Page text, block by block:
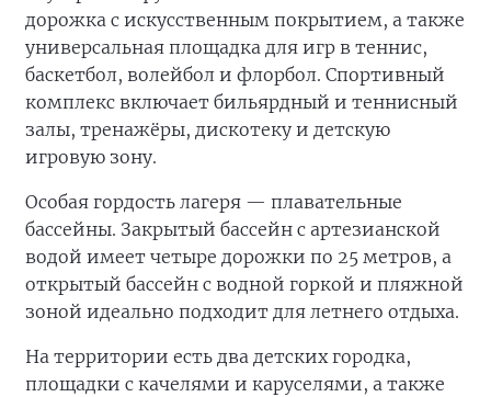
дорожка с искусственным покрытием, а также
универсальная площадка для игр в теннис,
баскетбол, волейбол и флорбол. Спортивный
комплекс включает бильярдный и теннисный
залы, тренажёры, дискотеку и детскую
игровую зону.
Особая гордость лагеря — плавательные
бассейны. Закрытый бассейн с артезианской
водой имеет четыре дорожки по 25 метров, а
открытый бассейн с водной горкой и пляжной
зоной идеально подходит для летнего отдыха.
На территории есть два детских городка,
площадки с качелями и каруселями, а также